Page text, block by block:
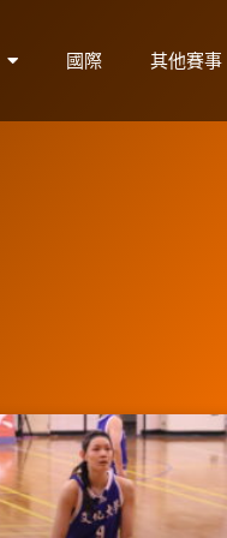
國際 其他賽事